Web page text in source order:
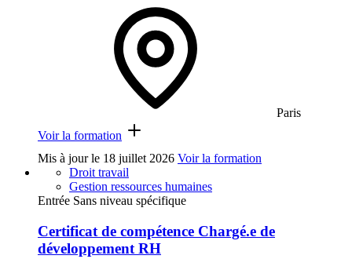
Paris
Voir la formation
Mis à jour le 18 juillet 2026 Voir la formation
Droit travail
Gestion ressources humaines
Entrée Sans niveau spécifique
Certificat de compétence Chargé.e de
développement RH